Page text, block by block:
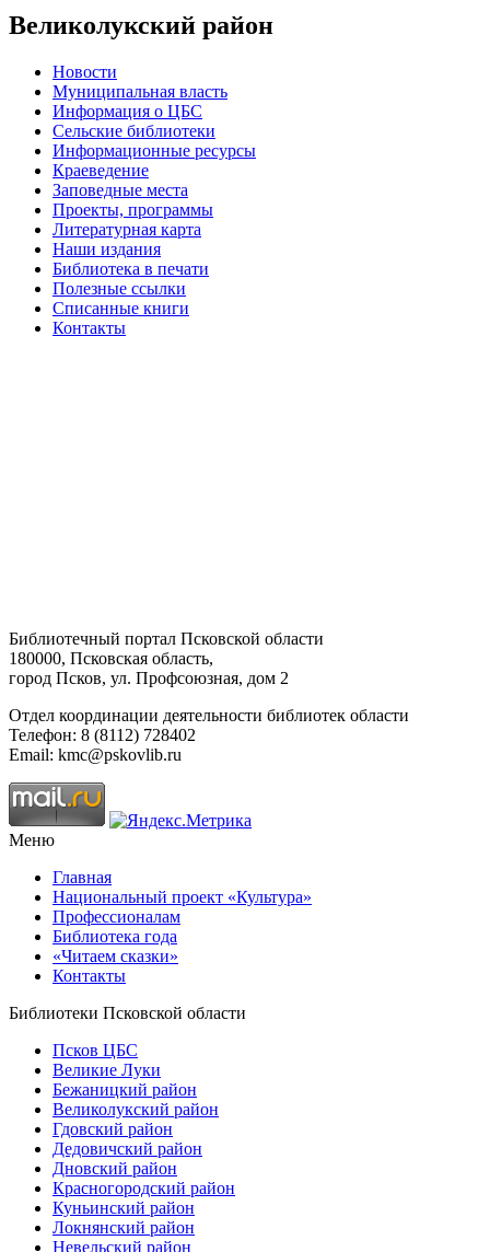
Великолукский район
Новости
Муниципальная власть
Информация о ЦБС
Сельские библиотеки
Информационные ресурсы
Краеведение
Заповедные места
Проекты, программы
Литературная карта
Наши издания
Библиотека в печати
Полезные ссылки
Списанные книги
Контакты
Библиотечный портал Псковской области
180000, Псковская область,
город Псков, ул. Профсоюзная, дом 2
Отдел координации деятельности библиотек области
Телефон: 8 (8112) 728402
Email: kmc@pskovlib.ru
Меню
Главная
Национальный проект «Культура»
Профессионалам
Библиотека года
«Читаем сказки»
Контакты
Библиотеки Псковской области
Псков ЦБС
Великие Луки
Бежаницкий район
Великолукский район
Гдовский район
Дедовичский район
Дновский район
Красногородский район
Куньинский район
Локнянский район
Невельский район